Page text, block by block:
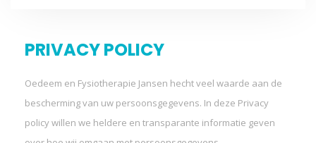
PRIVACY POLICY
Oedeem en Fysiotherapie Jansen hecht veel waarde aan de
bescherming van uw persoonsgegevens. In deze Privacy
policy willen we heldere en transparante informatie geven